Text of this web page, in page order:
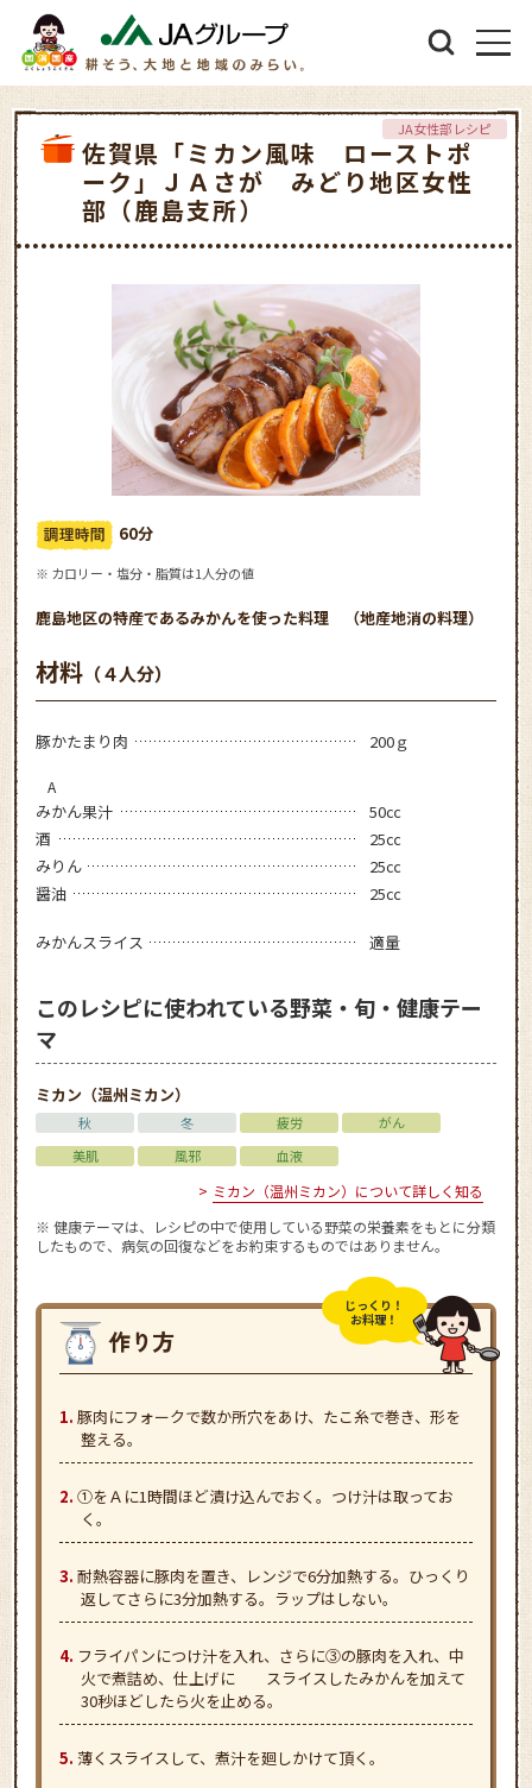
佐賀県「ミカン風味 ローストポ
ーク」ＪＡさが みどり地区女性
部（鹿島支所）
JA女性部レシピ
60分
※ カロリー・塩分・脂質は1人分の値
鹿島地区の特産であるみかんを使った料理 （地産地消の料理）
材料 （４人分）
豚かたまり肉 200ｇ
A
みかん果汁
50㏄
酒
25㏄
みりん
25㏄
醤油
25㏄
みかんスライス 適量
このレシピに使われている野菜・旬・健康テー
マ
ミカン（温州ミカン）
秋 冬 疲労
がん
美肌
風邪 血液
ミカン（温州ミカン）について詳しく知る
※ 健康テーマは、レシピの中で使用している野菜の栄養素をもとに分類
したもので、病気の回復などをお約束するものではありません。
じっくり！
お料理！
豚肉にフォークで数か所穴をあけ、たこ糸で巻き、形を
整える。
①をＡに1時間ほど漬け込んでおく。つけ汁は取ってお
く。
耐熱容器に豚肉を置き、レンジで6分加熱する。ひっくり
返してさらに3分加熱する。ラップはしない。
フライパンにつけ汁を入れ、さらに③の豚肉を入れ、中
火で煮詰め、仕上げに スライスしたみかんを加えて
30秒ほどしたら火を止める。
薄くスライスして、煮汁を廻しかけて頂く。